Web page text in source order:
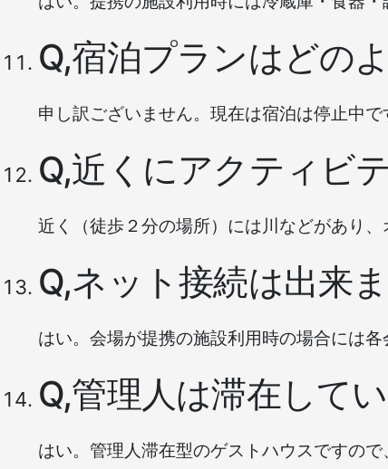
Q,宿泊プランはどの
申し訳ございません。現在は宿泊は停止中
Q,近くにアクティビ
近く（徒歩２分の場所）には川などがあり
Q,ネット接続は出来
はい。会場が提携の施設利用時の場合には
Q,管理人は滞在して
はい。管理人滞在型のゲストハウスですの